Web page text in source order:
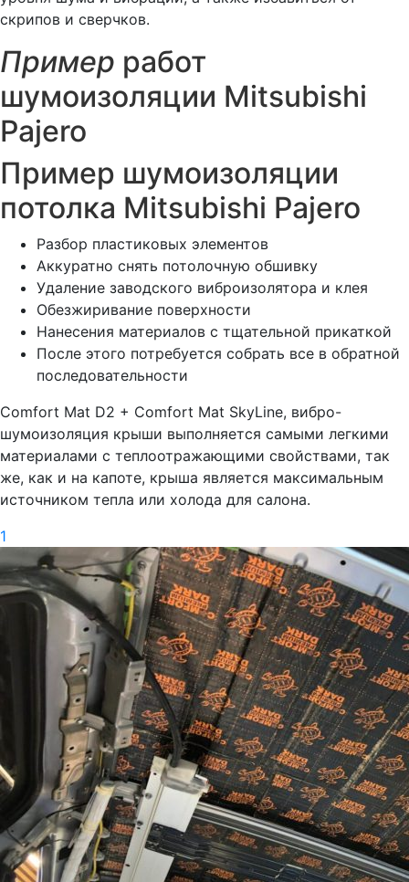
скрипов и сверчков.
Пример работ
шумоизоляции Mitsubishi
Pajero
Пример шумоизоляции
потолка Mitsubishi Pajero
Разбор пластиковых элементов
Аккуратно снять потолочную обшивку
Удаление заводского виброизолятора и клея
Обезжиривание поверхности
Нанесения материалов с тщательной прикаткой
После этого потребуется собрать все в обратной
последовательности
Comfort Mat D2 + Comfort Mat SkyLine, вибро-
шумоизоляция крыши выполняется самыми легкими
материалами с теплоотражающими свойствами, так
же, как и на капоте, крыша является максимальным
источником тепла или холода для салона.
1